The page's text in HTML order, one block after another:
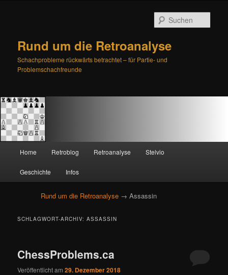
Rund um die Retroanalyse
Schachprobleme rückwärts betrachtet – für Partie- und
Problemschachfreunde
Zum
primären
Inhalt
springen
Zum
sekundären
Inhalt
springen
Home Retroblog Retroanalyse Stelvio
Geschichte Infos
Rund um die Retroanalyse → Assassin
SCHLAGWORT-ARCHIV:ASSASSIN
ChessProblems.ca
Veröffentlicht am29. Dezember 2018